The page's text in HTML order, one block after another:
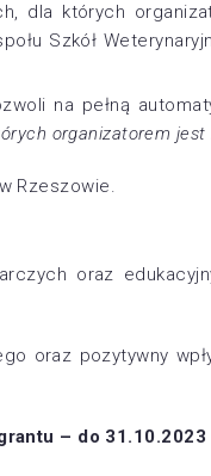
dla których
Szkół
na pełną
organizatorem jest
Rzeszowie.
oraz
oraz pozytywny
– do 31.10.2023